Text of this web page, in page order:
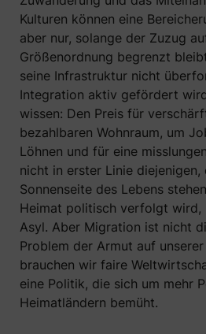
Kulturen können eine
aber nur, solange der Zuzug
Größenordnung begrenzt
seine Infrastruktur nicht
Integration aktiv gefördert
wissen: Den Preis für
bezahlbaren Wohnraum, um Jobs mit
Löhnen und für eine
nicht in erster Linie diejenigen,
Sonnenseite des Lebens
Heimat politisch verfolgt wird, hat Anspruch auf
Asyl. Aber Migration ist nicht
Problem der Armut auf
brauchen wir faire
eine Politik, die sich um mehr Perspektiven in den
Heimatländern bemüht.